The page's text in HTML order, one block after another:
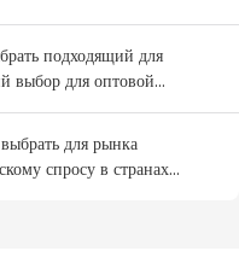
подходящий для
для оптовой
для рынка
спросу в странах